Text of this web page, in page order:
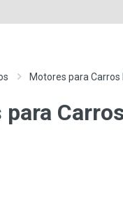
Motores para Carros